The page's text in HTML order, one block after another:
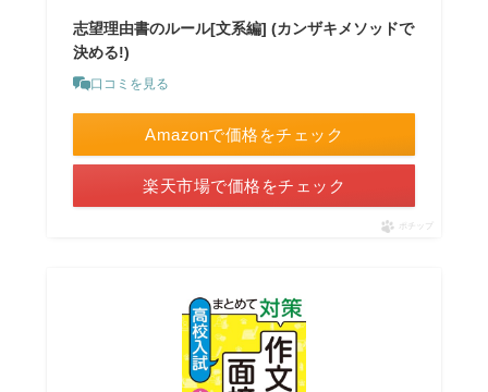
志望理由書のルール[文系編] (カンザキメソッドで
決める!)
口コミを見る
Amazonで価格をチェック
楽天市場で価格をチェック
ポチップ